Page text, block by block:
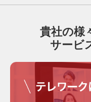
貴社の様
サービ